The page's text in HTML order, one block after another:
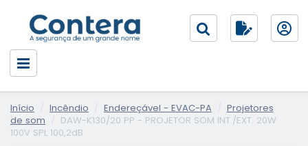
Início Incêndio Endereçável - EVAC-PA
Projetores
de som
DAW-K130/20 PP - PROJETOR SOM INT./EXT. 20W
100V SPL 100,2dB